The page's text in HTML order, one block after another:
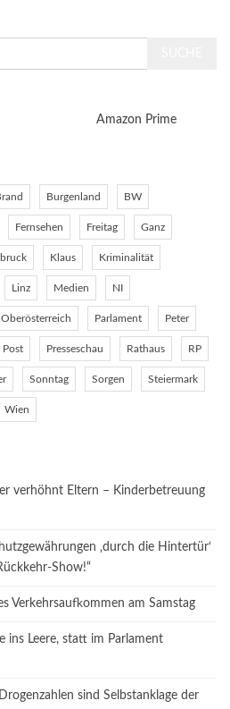
Amazon Prime
Burgenland BW
Fernsehen Freitag Ganz
Klaus Kriminalität
Linz Medien NI
Oberösterreich Parlament Peter
Post Presseschau Rathaus RP
Sonntag Sorgen Steiermark
Wien
verhöhnt Eltern – Kinderbetreuung
‚durch die Hintertür‘
Show!“
Verkehrsaufkommen am Samstag
ins Leere, statt im Parlament
sind Selbstanklage der